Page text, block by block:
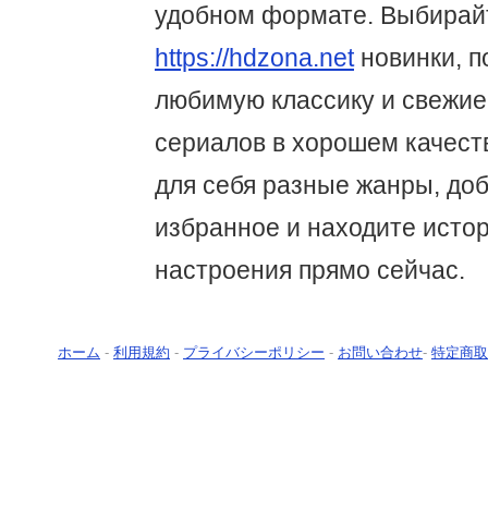
удобном формате.
https://hdzona.netновинки,
любимую классику и
сериалов в хорошем
для себя разные жанры,
избранное и находите
настроения прямо сейчас.
ホーム - 利用規約 - プライバシーポリシー - お問い合わせ- 特定商